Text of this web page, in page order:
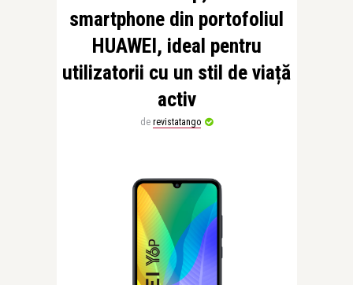
smartphone din portofoliul
HUAWEI, ideal pentru
utilizatorii cu un stil de viață
activ
de revistatango